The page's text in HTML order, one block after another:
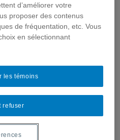
liés à l'utilisation des
et la télésanté. Elle se
interactifs dans la
la réadaptation et les
d’améliorer votre
proposer des contenus
de fréquentation, etc. Vous
en sélectionnant
refuser
les témoins